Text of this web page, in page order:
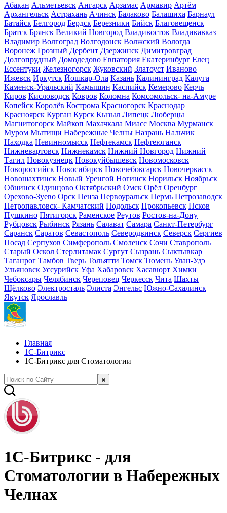
Абакан Альметьевск Ангарск Арзамас Армавир Артём
Архангельск Астрахань Ачинск Балаково Балашиха Барнаул
Батайск Белгород Бердск Березники Бийск Благовещенск
Братск Брянск Великий Новгород Владивосток Владикавказ
Владимир Волгоград Волгодонск Волжский Вологда
Воронеж Грозный Дербент Дзержинск Димитровград
Долгопрудный Домодедово Евпатория Екатеринбург Елец
Ессентуки Железногорск Жуковский Златоуст Иваново
Ижевск Иркутск Йошкар-Ола Казань Калининград Калуга
Каменск-Уральский Камышин Каспийск Кемерово Керчь
Киров Кисловодск Ковров Коломна Комсомольск- на-Амуре
Копейск Королёв Кострома Красногорск Краснодар
Красноярск Курган Курск Кызыл Липецк Люберцы
Магнитогорск Майкоп Махачкала Миасс Москва Мурманск
Муром Мытищи Набережные Челны Назрань Нальчик
Находка Невинномысск Нефтекамск Нефтеюганск
Нижневартовск Нижнекамск Нижний Новгород Нижний
Тагил Новокузнецк Новокуйбышевск Новомосковск
Новороссийск Новосибирск Новочебоксарск Новочеркасск
Новошахтинск Новый Уренгой Ногинск Норильск Ноябрьск
Обнинск Одинцово Октябрьский Омск Орёл Оренбург
Орехово-Зуево Орск Пенза Первоуральск Пермь Петрозаводск
Петропавловск- Камчатский Подольск Прокопьевск Псков
Пушкино Пятигорск Раменское Реутов Ростов-на-Дону
Рубцовск Рыбинск Рязань Салават Самара Санкт-Петербург
Саранск Саратов Севастополь Северодвинск Северск Сергиев
Посад Серпухов Симферополь Смоленск Сочи Ставрополь
Старый Оскол Стерлитамак Сургут Сызрань Сыктывкар
Таганрог Тамбов Тверь Тольятти Томск Тюмень Улан-Удэ
Ульяновск Уссурийск Уфа Хабаровск Хасавюрт Химки
Чебоксары Челябинск Череповец Черкесск Чита Шахты
Щёлково Электросталь Элиста Энгельс Южно-Сахалинск
Якутск Ярославль
Главная
1С-Битрикс
1С-Битрикс для Стоматологии
1С-Битрикс - для
Стоматологии в Набережных
Челнах